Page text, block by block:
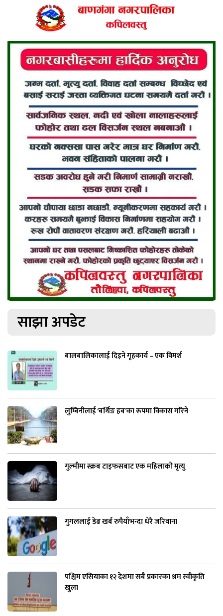
साझा अपडेट
बालबालिकालाई दिइने गृहकार्य – एक विमर्श
लुम्बिनीलाई ‘बर्थिङ हब’का रूपमा विकास गरिने
गुल्मीमा स्क्रब टाइफसबाट एक महिलाको मृत्यु
गुगललाई डेढ खर्ब रुपैयाँभन्दा धेरै जरिवाना
पश्चिम एसियाका १२ देशमा सबै प्रकारका श्रम स्वीकृति
खुला